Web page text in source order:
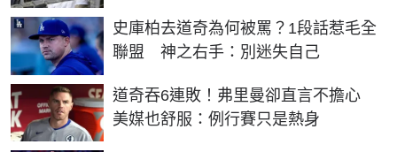
史庫柏去道奇為何被罵？1段話惹毛全
聯盟 神之右手：別迷失自己
道奇吞6連敗！弗里曼卻直言不擔心
美媒也舒服：例行賽只是熱身